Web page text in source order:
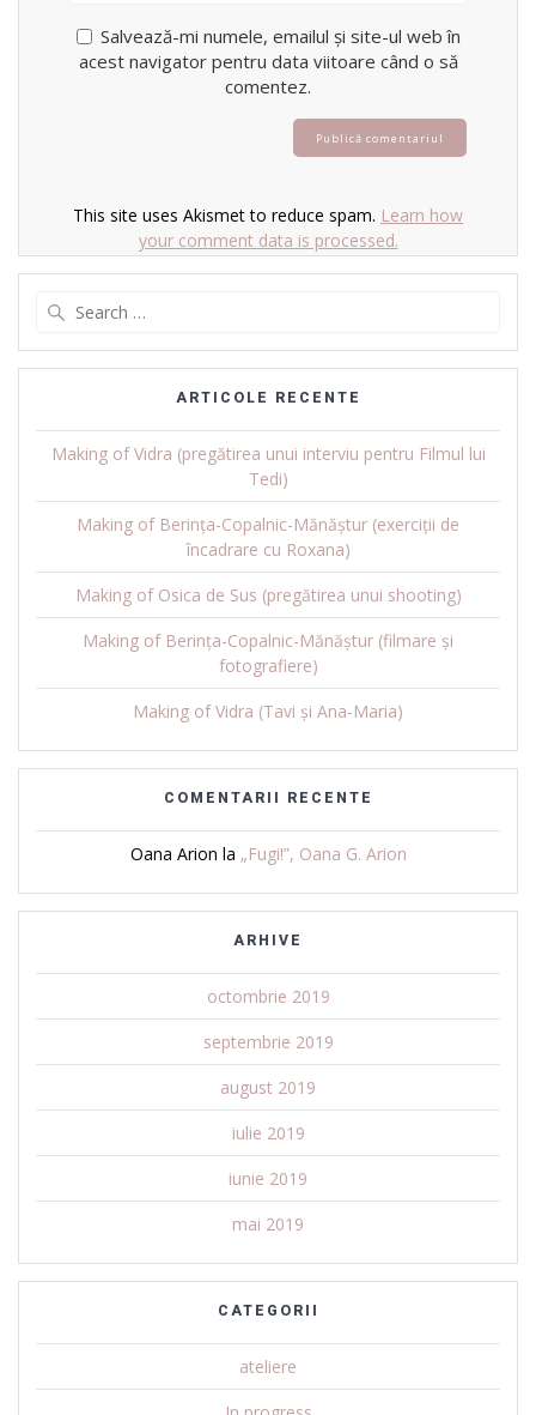
Salvează-mi numele, emailul și site-ul web în
acest navigator pentru data viitoare când o să
comentez.
This site uses Akismet to reduce spam. Learn how
your comment data is processed.
ARTICOLE RECENTE
Making of Vidra (pregătirea unui interviu pentru Filmul lui
Tedi)
Making of Berința-Copalnic-Mănăștur (exerciții de
încadrare cu Roxana)
Making of Osica de Sus (pregătirea unui shooting)
Making of Berința-Copalnic-Mănăștur (filmare și
fotografiere)
Making of Vidra (Tavi și Ana-Maria)
COMENTARII RECENTE
Oana Arion la „Fugi!”, Oana G. Arion
ARHIVE
octombrie 2019
septembrie 2019
august 2019
iulie 2019
iunie 2019
mai 2019
CATEGORII
ateliere